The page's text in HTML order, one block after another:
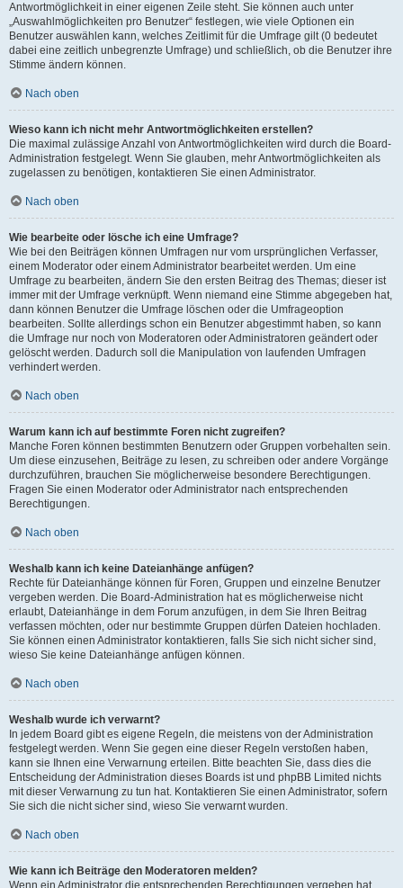
Antwortmöglichkeit in einer eigenen Zeile steht. Sie können auch unter
„Auswahlmöglichkeiten pro Benutzer“ festlegen, wie viele Optionen ein
Benutzer auswählen kann, welches Zeitlimit für die Umfrage gilt (0 bedeutet
dabei eine zeitlich unbegrenzte Umfrage) und schließlich, ob die Benutzer ihre
Stimme ändern können.
Nach oben
Wieso kann ich nicht mehr Antwortmöglichkeiten erstellen?
Die maximal zulässige Anzahl von Antwortmöglichkeiten wird durch die Board-
Administration festgelegt. Wenn Sie glauben, mehr Antwortmöglichkeiten als
zugelassen zu benötigen, kontaktieren Sie einen Administrator.
Nach oben
Wie bearbeite oder lösche ich eine Umfrage?
Wie bei den Beiträgen können Umfragen nur vom ursprünglichen Verfasser,
einem Moderator oder einem Administrator bearbeitet werden. Um eine
Umfrage zu bearbeiten, ändern Sie den ersten Beitrag des Themas; dieser ist
immer mit der Umfrage verknüpft. Wenn niemand eine Stimme abgegeben hat,
dann können Benutzer die Umfrage löschen oder die Umfrageoption
bearbeiten. Sollte allerdings schon ein Benutzer abgestimmt haben, so kann
die Umfrage nur noch von Moderatoren oder Administratoren geändert oder
gelöscht werden. Dadurch soll die Manipulation von laufenden Umfragen
verhindert werden.
Nach oben
Warum kann ich auf bestimmte Foren nicht zugreifen?
Manche Foren können bestimmten Benutzern oder Gruppen vorbehalten sein.
Um diese einzusehen, Beiträge zu lesen, zu schreiben oder andere Vorgänge
durchzuführen, brauchen Sie möglicherweise besondere Berechtigungen.
Fragen Sie einen Moderator oder Administrator nach entsprechenden
Berechtigungen.
Nach oben
Weshalb kann ich keine Dateianhänge anfügen?
Rechte für Dateianhänge können für Foren, Gruppen und einzelne Benutzer
vergeben werden. Die Board-Administration hat es möglicherweise nicht
erlaubt, Dateianhänge in dem Forum anzufügen, in dem Sie Ihren Beitrag
verfassen möchten, oder nur bestimmte Gruppen dürfen Dateien hochladen.
Sie können einen Administrator kontaktieren, falls Sie sich nicht sicher sind,
wieso Sie keine Dateianhänge anfügen können.
Nach oben
Weshalb wurde ich verwarnt?
In jedem Board gibt es eigene Regeln, die meistens von der Administration
festgelegt werden. Wenn Sie gegen eine dieser Regeln verstoßen haben,
kann sie Ihnen eine Verwarnung erteilen. Bitte beachten Sie, dass dies die
Entscheidung der Administration dieses Boards ist und phpBB Limited nichts
mit dieser Verwarnung zu tun hat. Kontaktieren Sie einen Administrator, sofern
Sie sich die nicht sicher sind, wieso Sie verwarnt wurden.
Nach oben
Wie kann ich Beiträge den Moderatoren melden?
Wenn ein Administrator die entsprechenden Berechtigungen vergeben hat,